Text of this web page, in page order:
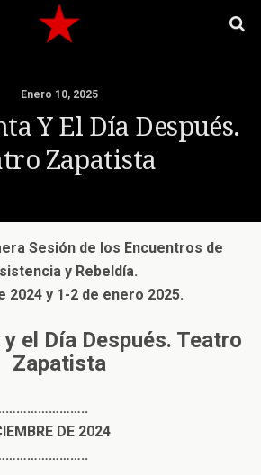
Enero 10, 2025
Y El Día Después.
Zapatista
Sesión de los Encuentros de
y Rebeldía.
2024 y 1-2 de enero 2025.
el Día Después. Teatro
Zapatista
DE 2024